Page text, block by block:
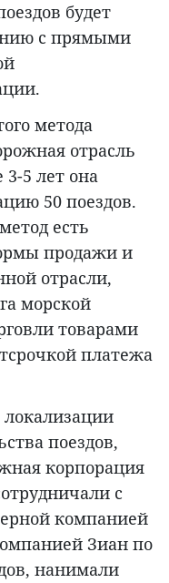
будет
с прямыми
метода
отрасль
5 лет она
50 поездов.
есть
продажи и
отрасли,
морской
товарами
платежа
поездов,
корпорация
с
компанией
Зиан по
нанимали